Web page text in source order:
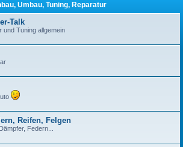
Umbau, Tuning, Reparatur
Talk
und Tuning allgemein
Reifen, Felgen
Federn...